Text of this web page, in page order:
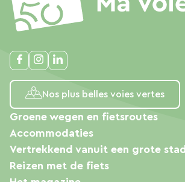
Nos plus belles voies vertes
Groene wegen en fietsroutes
Accommodaties
Vertrekkend vanuit een grote stad
Reizen met de fiets